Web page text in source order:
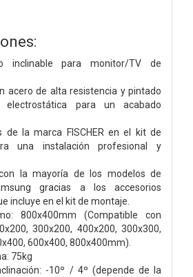
inclinable para monitor/TV de
acero de alta resistencia y pintado
electrostática para un acabado
de la marca FISCHER en el kit de
una instalación profesional y
la mayoría de los modelos de
gracias a los accesorios
incluye en el kit de montaje.
800x400mm (Compatible con
300x200, 400x200, 300x300,
600x400, 800x400mm).
75kg
-10º / 4º (depende de la